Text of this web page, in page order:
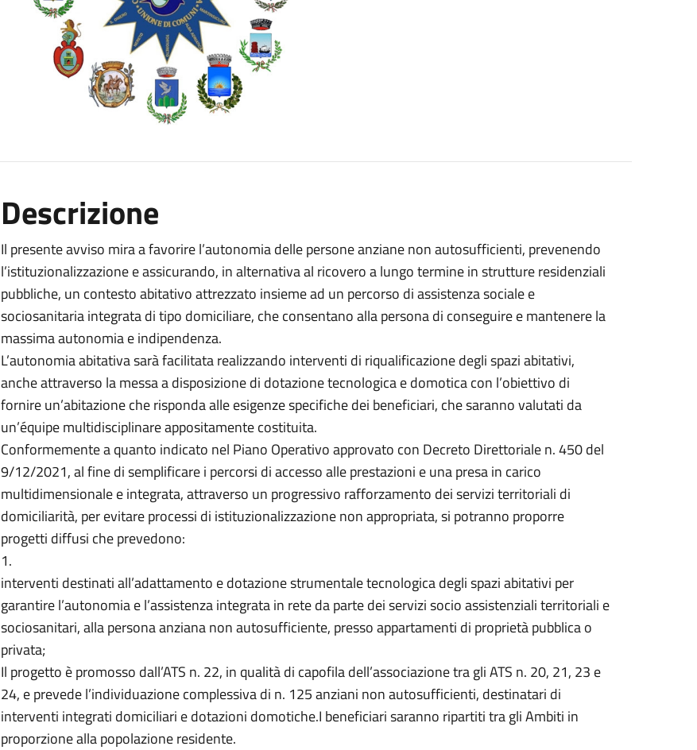
Descrizione
Il presente avviso mira a favorire l’autonomia delle persone anziane non autosufficienti, prevenendo
l’istituzionalizzazione e assicurando, in alternativa al ricovero a lungo termine in strutture residenziali
pubbliche, un contesto abitativo attrezzato insieme ad un percorso di assistenza sociale e
sociosanitaria integrata di tipo domiciliare, che consentano alla persona di conseguire e mantenere la
massima autonomia e indipendenza.
L’autonomia abitativa sarà facilitata realizzando interventi di riqualificazione degli spazi abitativi,
anche attraverso la messa a disposizione di dotazione tecnologica e domotica con l’obiettivo di
fornire un’abitazione che risponda alle esigenze specifiche dei beneficiari, che saranno valutati da
un’équipe multidisciplinare appositamente costituita.
Conformemente a quanto indicato nel Piano Operativo approvato con Decreto Direttoriale n. 450 del
9/12/2021, al fine di semplificare i percorsi di accesso alle prestazioni e una presa in carico
multidimensionale e integrata, attraverso un progressivo rafforzamento dei servizi territoriali di
domiciliarità, per evitare processi di istituzionalizzazione non appropriata, si potranno proporre
progetti diffusi che prevedono:
1.
interventi destinati all’adattamento e dotazione strumentale tecnologica degli spazi abitativi per
garantire l’autonomia e l’assistenza integrata in rete da parte dei servizi socio assistenziali territoriali e
sociosanitari, alla persona anziana non autosufficiente, presso appartamenti di proprietà pubblica o
privata;
Il progetto è promosso dall’ATS n. 22, in qualità di capofila dell’associazione tra gli ATS n. 20, 21, 23 e
24, e prevede l’individuazione complessiva di n. 125 anziani non autosufficienti, destinatari di
interventi integrati domiciliari e dotazioni domotiche.I beneficiari saranno ripartiti tra gli Ambiti in
proporzione alla popolazione residente.